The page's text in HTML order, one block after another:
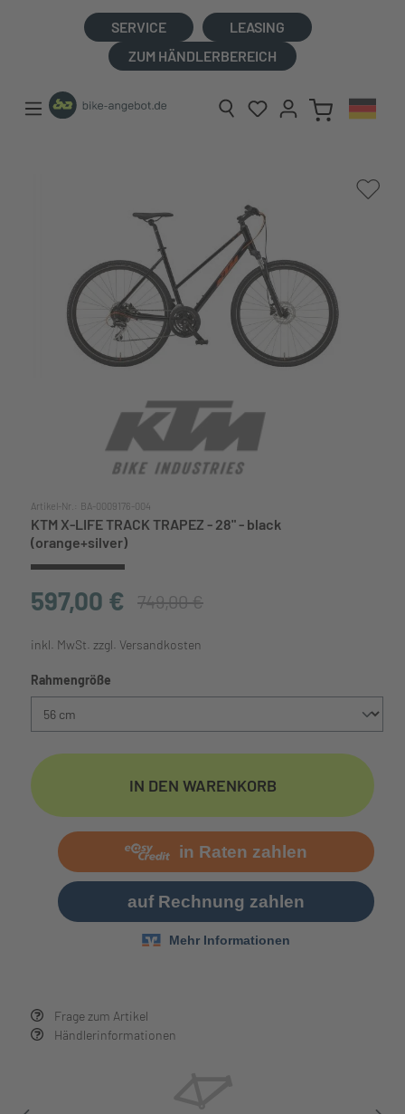
SERVICE
LEASING
ZUM HÄNDLERBEREICH
Artikel-Nr.: BA-0009176-004
KTM X-LIFE TRACK TRAPEZ - 28" - black
(orange+silver)
597,00 € 749,00 €
inkl. MwSt. zzgl. Versandkosten
Frage zum Artikel
Händlerinformationen
Rahmengröße
IN DEN WARENKORB